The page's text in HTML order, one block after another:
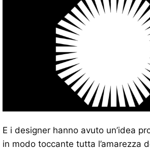
E i designer hanno avuto un’idea
in modo toccante tutta l’amarezza